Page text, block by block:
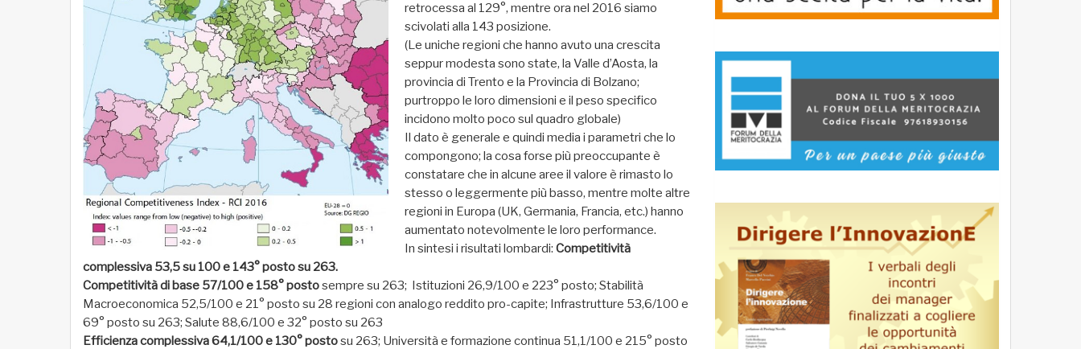
retrocessa al 129°, mentre ora nel 2016 siamo
scivolati alla 143 posizione.
(Le uniche regioni che hanno avuto una crescita
seppur modesta sono state, la Valle d’Aosta, la
provincia di Trento e la Provincia di Bolzano;
purtroppo le loro dimensioni e il peso specifico
incidono molto poco sul quadro globale)
Il dato è generale e quindi media i parametri che lo
compongono; la cosa forse più preoccupante è
constatare che in alcune aree il valore è rimasto lo
stesso o leggermente più basso, mentre molte altre
regioni in Europa (UK, Germania, Francia, etc.) hanno
aumentato notevolmente le loro performance.
In sintesi i risultati lombardi: Competitività
complessiva 53,5 su 100 e 143° posto su 263.
Competitività di base 57/100 e 158° postosempre su 263; Istituzioni 26,9/100 e 223° posto; Stabilità
Macroeconomica 52,5/100 e 21° posto su 28 regioni con analogo reddito pro-capite; Infrastrutture 53,6/100 e
69° posto su 263; Salute 88,6/100 e 32° posto su 263
Efficienza complessiva 64,1/100 e 130° postosu 263; Università e formazione continua 51,1/100 e 215° posto